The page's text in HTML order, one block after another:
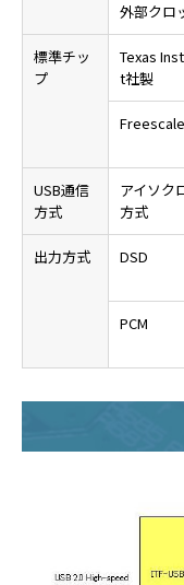
外部クロ
標準チッ
プ
Texas
t社製
USB通信
方式
アイソク
方式
出力方式 DSD
PCM